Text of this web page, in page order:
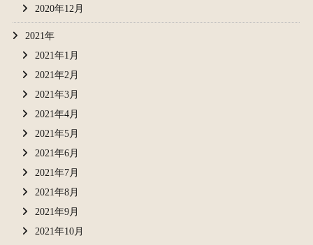
2020年12月
2021年
2021年1月
2021年2月
2021年3月
2021年4月
2021年5月
2021年6月
2021年7月
2021年8月
2021年9月
2021年10月